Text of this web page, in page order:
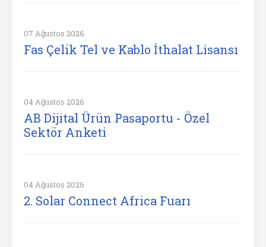
07 Ağustos 2026
Fas Çelik Tel ve Kablo İthalat Lisansı
04 Ağustos 2026
AB Dijital Ürün Pasaportu - Özel
Sektör Anketi
04 Ağustos 2026
2. Solar Connect Africa Fuarı